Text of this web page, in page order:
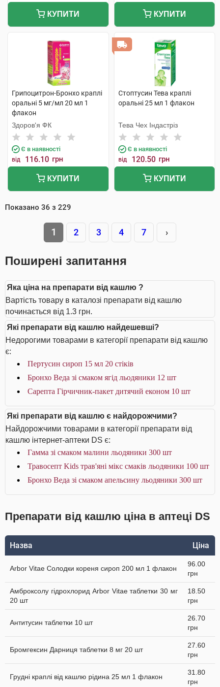
КУПИТИ КУПИТИ
Грипоцитрон-Бронхо краплі
оральні 5 мг/мл 20 мл 1
флакон
Здоров'я ФК
Є в наявності
від 116.10 грн
КУПИТИ
Стоптусин Тева краплі
оральні 25 мл 1 флакон
Тева Чех Індастріз
Є в наявності
від 120.50 грн
КУПИТИ
Показано 36 з 229
1 2 3 4 7 ›
Поширені запитання
Яка ціна на препарати від кашлю ?
Вартість товару в каталозі препарати від кашлю
починається від 1.3 грн.
Які препарати від кашлю найдешевші?
Недорогими товарами в категорії препарати від кашлю
є:
Пертусин сироп 15 мл 20 стіків
Бронхо Веда зі смаком ягід льодяники 12 шт
Сарепта Гірчичник-пакет дитячий економ 10 шт
Які препарати від кашлю є найдорожчими?
Найдорожчими товарами в категорії препарати від
кашлю інтернет-аптеки DS є:
Гамма зі смаком малини льодяники 300 шт
Травосепт Kids трав'яні мікс смаків льодяники 100 шт
Бронхо Веда зі смаком апельсину льодяники 300 шт
Препарати від кашлю ціна в аптеці DS
Назва Ціна
Arbor Vitae Солодки кореня сироп 200 мл 1 флакон
96.00
грн
Амброксолу гідрохлорид Arbor Vitae таблетки 30 мг
20 шт
18.50
грн
Антитусин таблетки 10 шт
26.70
грн
Бромгексин Дарниця таблетки 8 мг 20 шт
27.60
грн
Грудні краплі від кашлю рідина 25 мл 1 флакон
31.80
грн